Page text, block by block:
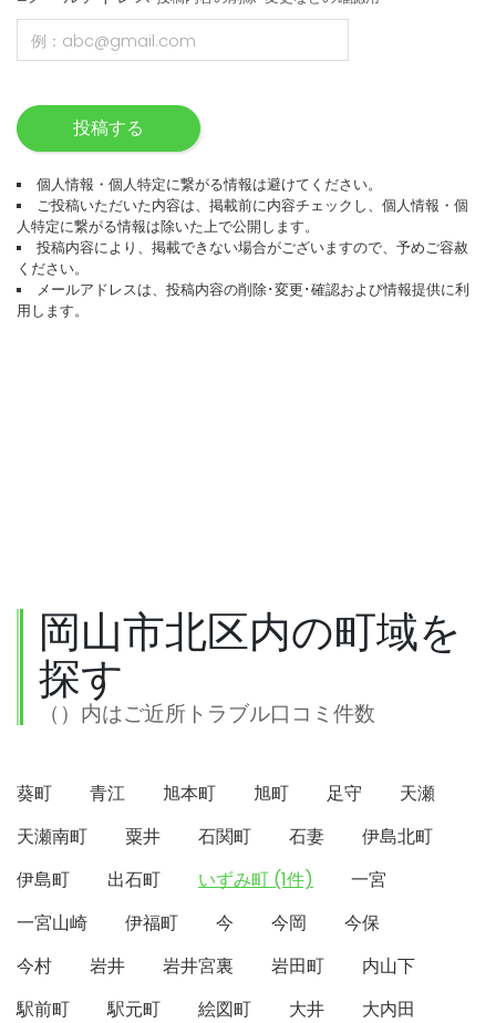
投稿する
個人情報・個人特定に繋がる情報は避けてください。
ご投稿いただいた内容は、掲載前に内容チェックし、個人情報・個
人特定に繋がる情報は除いた上で公開します。
投稿内容により、掲載できない場合がございますので、予めご容赦
ください。
メールアドレスは、投稿内容の削除･変更･確認および情報提供に利
用します。
岡山市北区内の町域を
探す
（）内はご近所トラブル口コミ件数
葵町 青江 旭本町 旭町 足守
天瀬
天瀬南町
粟井 石関町 石妻
伊島北町
伊島町
出石町 いずみ町 (1件)
一宮
一宮山崎
伊福町 今 今岡
今保
今村
岩井 岩井宮裏 岩田町
内山下
駅前町
駅元町 絵図町 大井 大内田